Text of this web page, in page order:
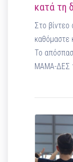
κατά τη
Στο
καθόμαστε
Το
ΜΑΜΑ-ΔΕΣ